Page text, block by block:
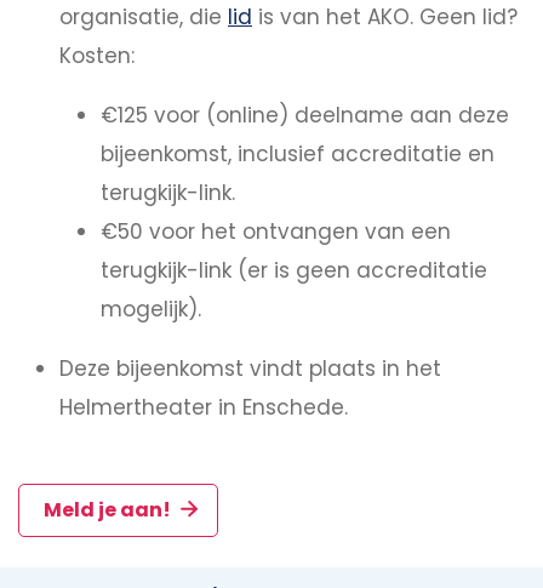
organisatie, die lid is van het AKO. Geen lid?
Kosten:
€125 voor (online) deelname aan deze
bijeenkomst, inclusief accreditatie en
terugkijk-link.
€50 voor het ontvangen van een
terugkijk-link (er is geen accreditatie
mogelijk).
Deze bijeenkomst vindt plaats in het
Helmertheater in Enschede.
Meld je aan!